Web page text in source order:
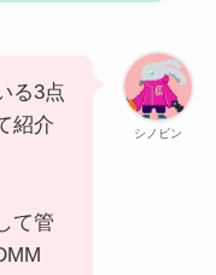
シノビン
る3点
紹介
て管